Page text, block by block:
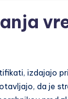
izdajajo
da je